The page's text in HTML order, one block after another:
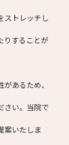
ストレッチし
りすることが
あるため、
さい。当院で
案いたしま